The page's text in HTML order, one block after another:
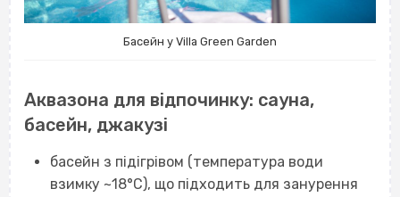
Басейн у Villa Green Garden
Аквазона для відпочинку: сауна,
басейн, джакузі
басейн з підігрівом (температура води
взимку ~18°C), що підходить для занурення